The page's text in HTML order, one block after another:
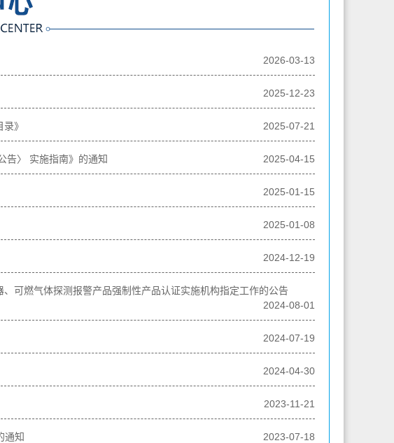
2026-03-13
2025-12-23
》 2025-07-21
告〉 实施指南》的通知 2025-04-15
2025-01-15
2025-01-08
2024-12-19
可燃气体探测报警产品强制性产品认证实施机构指定工作的公告
2024-08-01
2024-07-19
2024-04-30
2023-11-21
通知 2023-07-18